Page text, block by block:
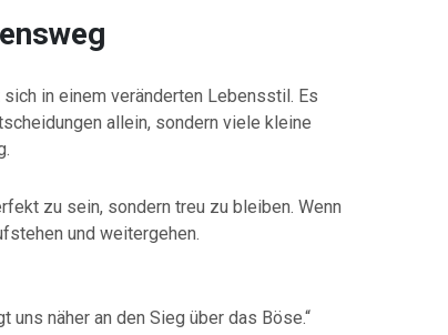
in einem veränderten Lebensstil. Es
allein, sondern viele kleine
zu sein, sondern treu zu bleiben. Wenn
und weitergehen.
uns näher an den Sieg über das Böse.“